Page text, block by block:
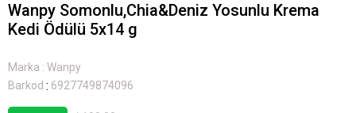
Wanpy Somonlu,Chia&Deniz Yosunlu Krema
Kedi Ödülü 5x14 g
Marka : Wanpy
Barkod : 6927749874096